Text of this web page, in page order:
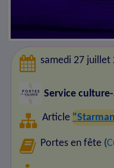
samedi 27 juillet
Service
Article
Portes en fête (